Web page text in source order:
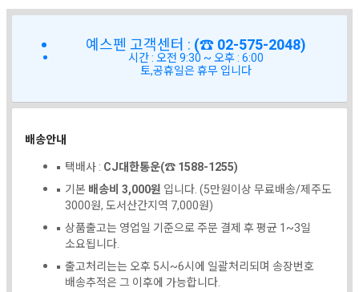
예스펜 고객센터 : (☎ 02-575-2048)
시간 : 오전 9:30 ~ 오후 : 6:00
토,공휴일은 휴무 입니다
배송안내
택배사 : CJ대한통운(☎ 1588-1255)
기본 배송비 3,000원 입니다. (5만원이상 무료배송/제주도
3000원, 도서산간지역 7,000원)
상품출고는 영업일 기준으로 주문 결제 후 평균 1~3일
소요됩니다.
출고처리는는 오후 5시~6시에 일괄처리되며 송장번호
배송추적은 그 이후에 가능합니다.